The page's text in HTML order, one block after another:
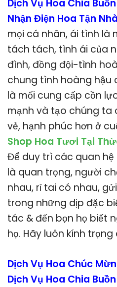
Dịch Vụ Hoa Chia
Nhận Điện Hoa Tận Nhà
mọi cá nhân, ái tình là
tách tách, tình ái của
đình, đồng đội-tình
chung tình hoàng hậu
là mối cung cấp cồn
mạnh và tạo chúng ta
vẻ, hạnh phúc hơn ở
Shop Hoa Tươi Tại
Để duy trì các quan
là quan trọng, người
nhau, rỉ tai có nhau,
trong những dịp đặc
tác & đến bọn họ biết
họ. Hãy luôn kính
Dịch Vụ Hoa Chúc
Dịch Vụ Hoa Chia